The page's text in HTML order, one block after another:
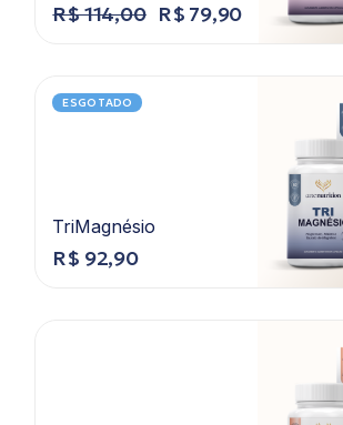
R$114,00 R$ 79,90
ESGOTADO
TriMagnésio
R$ 92,90